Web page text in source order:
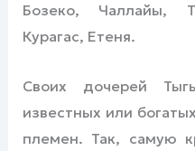
Бозеко, Чаллайы,
Курагас, Етеня.
Своих дочерей
известных или
племен. Так, самую